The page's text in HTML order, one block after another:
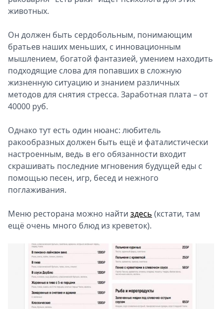
животных.
Он должен быть сердобольным, понимающим
братьев наших меньших, с инновационным
мышлением, богатой фантазией, умением находить
подходящие слова для попавших в сложную
жизненную ситуацию и знанием различных
методов для снятия стресса. Заработная плата – от
40000 руб.
Однако тут есть один нюанс: любитель
ракообразных должен быть ещё и фаталистически
настроенным, ведь в его обязанности входит
скрашивать последние мгновения будущей еды с
помощью песен, игр, бесед и нежного
поглаживания.
Меню ресторана можно найти здесь (кстати, там
ещё очень много блюд из креветок).